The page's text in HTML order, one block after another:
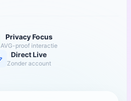
Privacy Focus
AVG-proof interactie
Direct Live
Zonder account